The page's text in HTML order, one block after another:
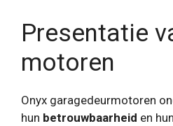
Presentatie
motoren
Onyx garagedeurmotoren
hun betrouwbaarheid en